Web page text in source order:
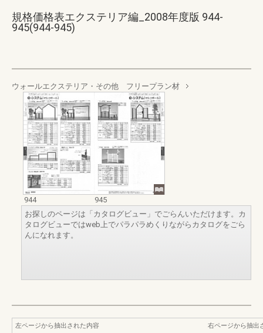
規格価格表エクステリア編_2008年度版 944-
945(944-945)
ウォールエクステリア・その他 フリープラン材
944
945
お探しのページは「カタログビュー」でごらんいただけます。カ
タログビューではweb上でパラパラめくりながらカタログをごら
んになれます。
左ページから抽出された内容
右ページから抽出